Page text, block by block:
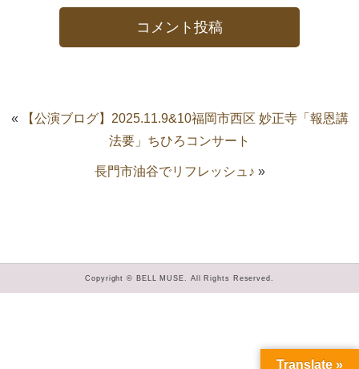
«
【公演ブログ】2025.11.9&10福岡市西区 妙正寺「報恩講
法要」ちひろコンサート
長門市油谷でリフレッシュ♪ »
Copyright © BELL MUSE. All Rights Reserved.
Translate »